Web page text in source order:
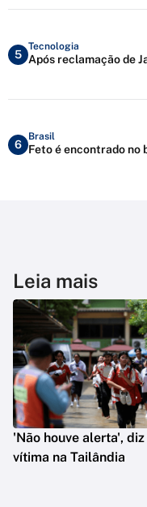
5
Tecnologia
Após reclamação de
6
Brasil
Feto é encontrado no
Leia mais
'Não houve alerta',
vítima na Tailândia